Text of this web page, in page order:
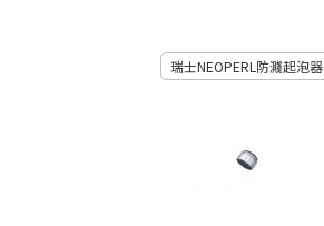
瑞士NEOPERL防濺起泡器